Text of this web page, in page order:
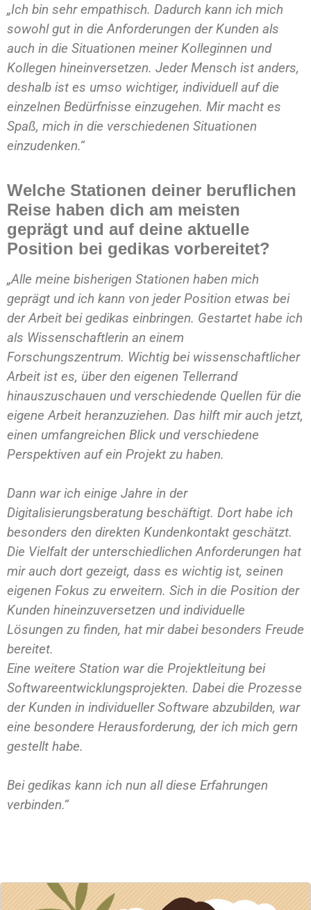
„Ich bin sehr empathisch. Dadurch kann ich mich
sowohl gut in die Anforderungen der Kunden als
auch in die Situationen meiner Kolleginnen und
Kollegen hineinversetzen. Jeder Mensch ist anders,
deshalb ist es umso wichtiger, individuell auf die
einzelnen Bedürfnisse einzugehen. Mir macht es
Spaß, mich in die verschiedenen Situationen
einzudenken.“
Welche Stationen deiner beruflichen
Reise haben dich am meisten
geprägt und auf deine aktuelle
Position bei gedikas vorbereitet?
„Alle meine bisherigen Stationen haben mich
geprägt und ich kann von jeder Position etwas bei
der Arbeit bei gedikas einbringen. Gestartet habe ich
als Wissenschaftlerin an einem
Forschungszentrum. Wichtig bei wissenschaftlicher
Arbeit ist es, über den eigenen Tellerrand
hinauszuschauen und verschiedende Quellen für die
eigene Arbeit heranzuziehen. Das hilft mir auch jetzt,
einen umfangreichen Blick und verschiedene
Perspektiven auf ein Projekt zu haben.
Dann war ich einige Jahre in der
Digitalisierungsberatung beschäftigt. Dort habe ich
besonders den direkten Kundenkontakt geschätzt.
Die Vielfalt der unterschiedlichen Anforderungen hat
mir auch dort gezeigt, dass es wichtig ist, seinen
eigenen Fokus zu erweitern. Sich in die Position der
Kunden hineinzuversetzen und individuelle
Lösungen zu finden, hat mir dabei besonders Freude
bereitet.
Eine weitere Station war die Projektleitung bei
Softwareentwicklungsprojekten. Dabei die Prozesse
der Kunden in individueller Software abzubilden, war
eine besondere Herausforderung, der ich mich gern
gestellt habe.
Bei gedikas kann ich nun all diese Erfahrungen
verbinden.“